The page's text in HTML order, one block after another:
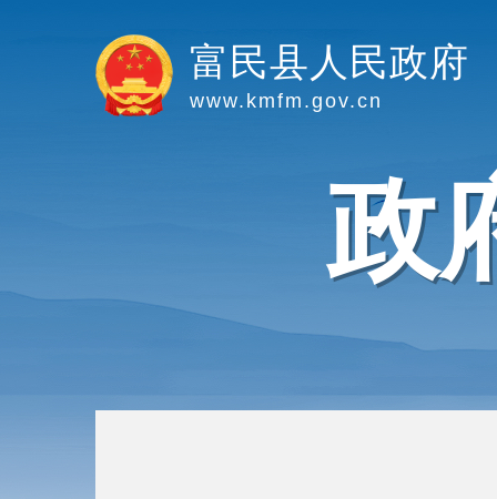
富民县人民政府
www.kmfm.gov.cn
政